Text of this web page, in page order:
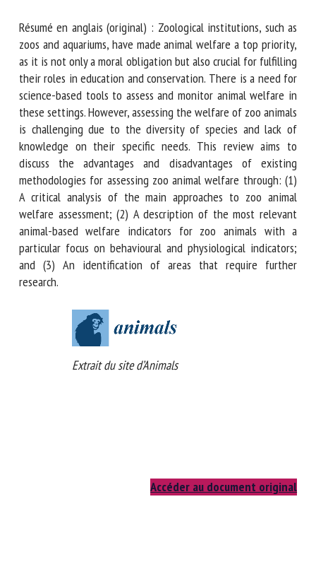
Résumé en anglais (original) : Zoological institutions, such
as zoos and aquariums, have made animal welfare a top
priority, as it is not only a moral obligation but also crucial
for fulfilling their roles in education and conservation.
There is a need for science-based tools to assess and
monitor animal welfare in these settings. However,
assessing the welfare of zoo animals is challenging due to
the diversity of species and lack of knowledge on their
specific needs. This review aims to discuss the advantages
and disadvantages of existing methodologies for assessing
zoo animal welfare through: (1) A critical analysis of the
main approaches to zoo animal welfare assessment; (2) A
description of the most relevant animal-based welfare
indicators for zoo animals with a particular focus on
behavioural and physiological indicators; and (3) An